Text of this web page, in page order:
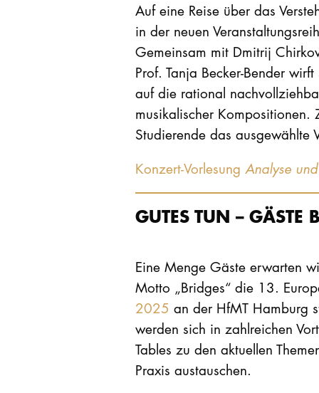
Auf eine Reise über das
in der neuen
Gemeinsam mit Dmitrij
Prof. Tanja Becker-Bender
auf die rational
musikalischer Kompositionen.
Studierende das ausgewählte
Konzert-Vorlesung Analyse
GUTES TUN – GÄSTE
Eine Menge Gäste erwarten
Motto „Bridges“ die 13.
2025 an der HfMT Hamburg
werden sich in zahlreichen
Tables zu den aktuellen
Praxis austauschen.